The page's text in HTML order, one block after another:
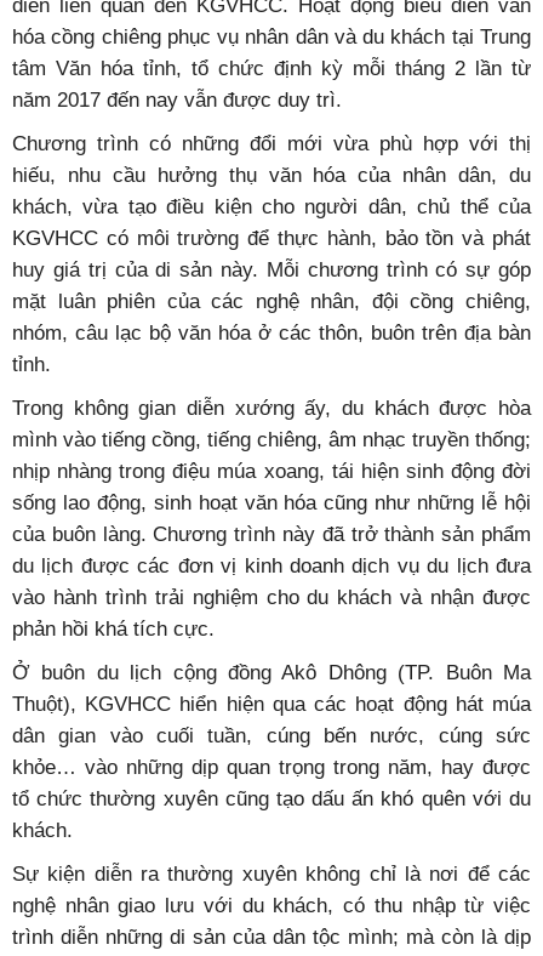
diễn liên quan đến KGVHCC. Hoạt động biểu diễn văn
hóa cồng chiêng phục vụ nhân dân và du khách tại Trung
tâm Văn hóa tỉnh, tổ chức định kỳ mỗi tháng 2 lần từ
năm 2017 đến nay vẫn được duy trì.
Chương trình có những đổi mới vừa phù hợp với thị
hiếu, nhu cầu hưởng thụ văn hóa của nhân dân, du
khách, vừa tạo điều kiện cho người dân, chủ thể của
KGVHCC có môi trường để thực hành, bảo tồn và phát
huy giá trị của di sản này. Mỗi chương trình có sự góp
mặt luân phiên của các nghệ nhân, đội cồng chiêng,
nhóm, câu lạc bộ văn hóa ở các thôn, buôn trên địa bàn
tỉnh.
Trong không gian diễn xướng ấy, du khách được hòa
mình vào tiếng cồng, tiếng chiêng, âm nhạc truyền thống;
nhịp nhàng trong điệu múa xoang, tái hiện sinh động đời
sống lao động, sinh hoạt văn hóa cũng như những lễ hội
của buôn làng. Chương trình này đã trở thành sản phẩm
du lịch được các đơn vị kinh doanh dịch vụ du lịch đưa
vào hành trình trải nghiệm cho du khách và nhận được
phản hồi khá tích cực.
Ở buôn du lịch cộng đồng Akô Dhông (TP. Buôn Ma
Thuột), KGVHCC hiển hiện qua các hoạt động hát múa
dân gian vào cuối tuần, cúng bến nước, cúng sức
khỏe… vào những dịp quan trọng trong năm, hay được
tổ chức thường xuyên cũng tạo dấu ấn khó quên với du
khách.
Sự kiện diễn ra thường xuyên không chỉ là nơi để các
nghệ nhân giao lưu với du khách, có thu nhập từ việc
trình diễn những di sản của dân tộc mình; mà còn là dịp